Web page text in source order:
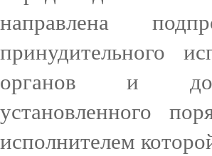
направлена
принудительного
органов и
установленного
исполнителем